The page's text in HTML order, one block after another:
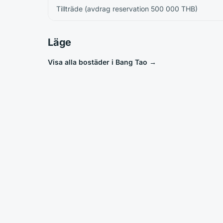
Tillträde (avdrag reservation 500 000 THB)
Läge
Visa alla bostäder i Bang Tao →